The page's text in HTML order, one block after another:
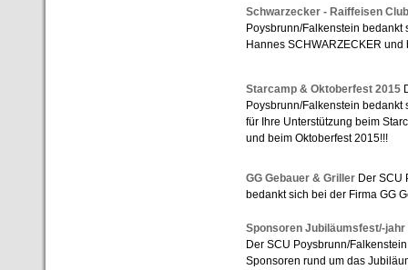
Schwarzecker - Raiffeisen Club
Poysbrunn/Falkenstein bedankt
Hannes SCHWARZECKER
Starcamp & Oktoberfest 2015
Poysbrunn/Falkenstein
für Ihre Unterstützung beim
und beim Oktoberfest 2015!!!
GG Gebauer & Griller Der SCU
bedankt sich bei der Firma GG
Sponsoren Jubiläumsfest/-jahr
Der SCU Poysbrunn/
Sponsoren rund um das